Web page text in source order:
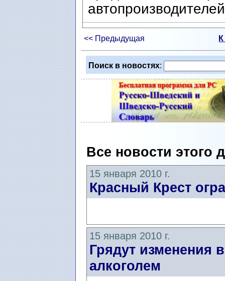
<< Предыдущая
Поиск в новостях:
Все новости этого
15 января 2010 г.
Красный Крест
15 января 2010 г.
Грядут изменения
алкоголем